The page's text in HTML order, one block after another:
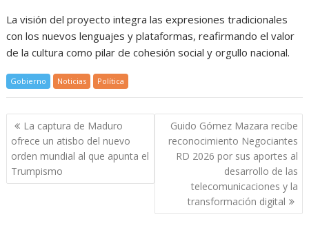
La visión del proyecto integra las expresiones tradicionales
con los nuevos lenguajes y plataformas, reafirmando el valor
de la cultura como pilar de cohesión social y orgullo nacional.
Gobierno Noticias Política
Navegación
de
entradas
La captura de Maduro
ofrece un atisbo del nuevo
orden mundial al que apunta el
Trumpismo
Guido Gómez Mazara recibe
reconocimiento Negociantes
RD 2026 por sus aportes al
desarrollo de las
telecomunicaciones y la
transformación digital